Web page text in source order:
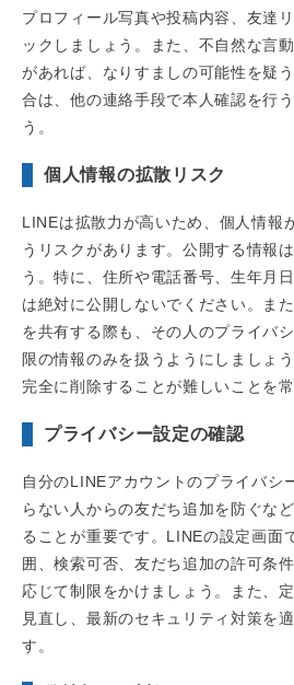
プロフィール写真や投稿内容、友達
ックしましょう。また、不自然な言
があれば、なりすましの可能性を疑
合は、他の連絡手段で本人確認を行
う。
個人情報の拡散リスク
LINEは拡散力が高いため、個人情報
うリスクがあります。公開する情報
う。特に、住所や電話番号、生年月
は絶対に公開しないでください。ま
を共有する際も、その人のプライバ
限の情報のみを扱うようにしましょ
完全に削除することが難しいことを
プライバシー設定の確認
自分のLINEアカウントのプライバシ
らない人からの友だち追加を防ぐな
ることが重要です。LINEの設定画面
囲、検索可否、友だち追加の許可条
応じて制限をかけましょう。また、
見直し、最新のセキュリティ対策を
す。